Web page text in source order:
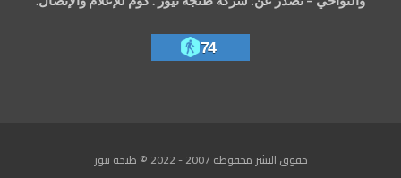
74
حقوق النشر محفوظة 2007 - 2022 © طنجة نيوز